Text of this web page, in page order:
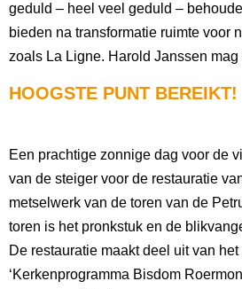
geduld – heel veel geduld –
bieden na transformatie ruimte voor
zoals La Ligne. Harold Janssen
HOOGSTE PUNT BEREIKT!
Een prachtige zonnige dag voor de
van de steiger voor de restauratie
metselwerk van de toren van de
toren is het pronkstuk en de
De restauratie maakt deel uit van
‘Kerkenprogramma Bisdom